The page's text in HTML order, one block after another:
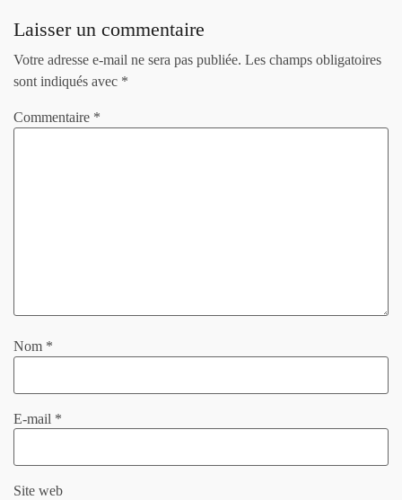
Laisser un commentaire
Votre adresse e-mail ne sera pas publiée. Les champs obligatoires
sont indiqués avec *
Commentaire *
Nom *
E-mail *
Site web